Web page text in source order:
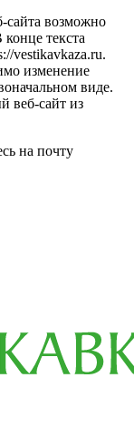
сайта возможно
текста
vestikavkaza.ru.
изменение
виде.
веб-сайт из
на почту